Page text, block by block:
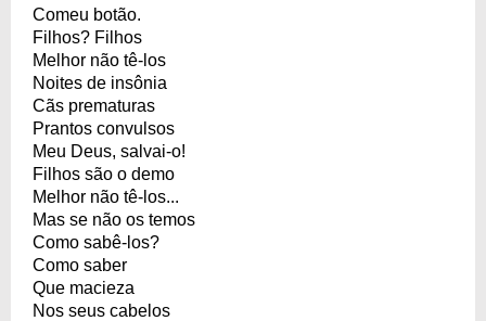
Comeu botão.
Filhos? Filhos
Melhor não tê-los
Noites de insônia
Cãs prematuras
Prantos convulsos
Meu Deus, salvai-o!
Filhos são o demo
Melhor não tê-los...
Mas se não os temos
Como sabê-los?
Como saber
Que macieza
Nos seus cabelos